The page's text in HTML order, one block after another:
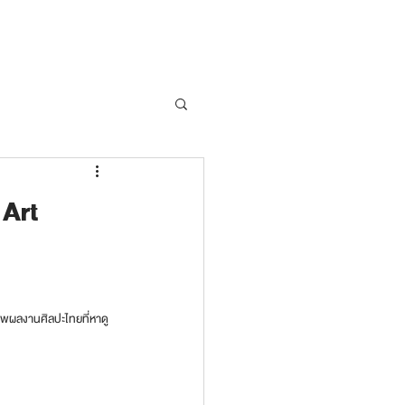
ผลงานศิลปะไทยที่หาดู